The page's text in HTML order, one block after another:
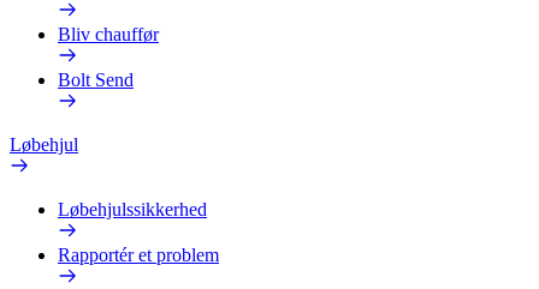
Bliv chauffør
Bolt Send
Løbehjul
Løbehjulssikkerhed
Rapportér et problem